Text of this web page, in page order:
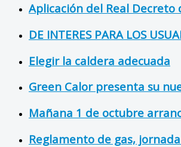
Aplicación del Real Decreto
DE INTERES PARA LOS
Elegir la caldera adecuada
Green Calor presenta su
Mañana 1 de octubre
Reglamento de gas,